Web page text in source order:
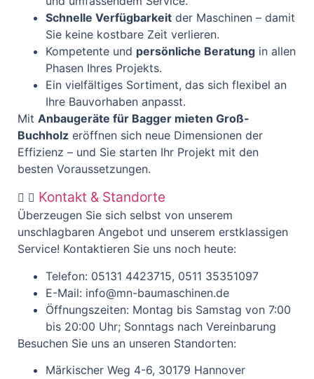
Schnelle Verfügbarkeit der Maschinen – damit
Sie keine kostbare Zeit verlieren.
Kompetente und persönliche Beratung in allen
Phasen Ihres Projekts.
Ein vielfältiges Sortiment, das sich flexibel an
Ihre Bauvorhaben anpasst.
Mit Anbaugeräte für Bagger mieten Groß-
Buchholz eröffnen sich neue Dimensionen der
Effizienz – und Sie starten Ihr Projekt mit den
besten Voraussetzungen.
Kontakt & Standorte
Überzeugen Sie sich selbst von unserem
unschlagbaren Angebot und unserem erstklassigen
Service! Kontaktieren Sie uns noch heute:
Telefon: 05131 4423715, 0511 35351097
E-Mail: info@mn-baumaschinen.de
Öffnungszeiten: Montag bis Samstag von 7:00
bis 20:00 Uhr; Sonntags nach Vereinbarung
Besuchen Sie uns an unseren Standorten:
Märkischer Weg 4-6, 30179 Hannover